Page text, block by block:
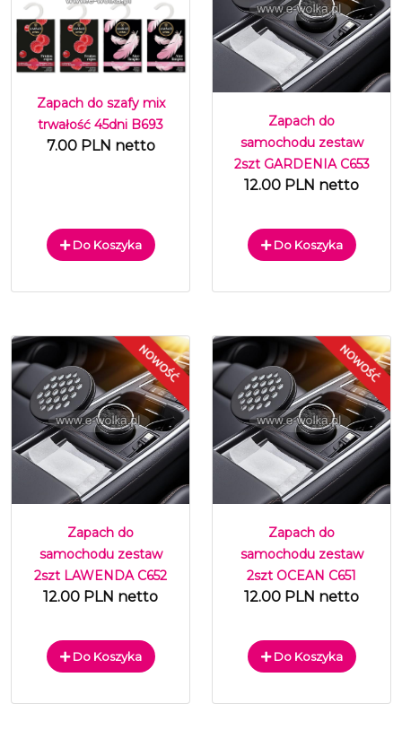
Zapach do szafy mix
trwałość 45dni B693
7.00 PLN netto
Do Koszyka
Zapach do
samochodu zestaw
2szt GARDENIA C653
12.00 PLN netto
Do Koszyka
Zapach do
samochodu zestaw
2szt LAWENDA C652
12.00 PLN netto
Do Koszyka
Zapach do
samochodu zestaw
2szt OCEAN C651
12.00 PLN netto
Do Koszyka